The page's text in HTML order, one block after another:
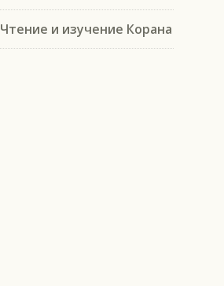
Чтение и изучение Корана